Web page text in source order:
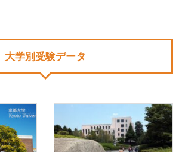
大学別受験データ